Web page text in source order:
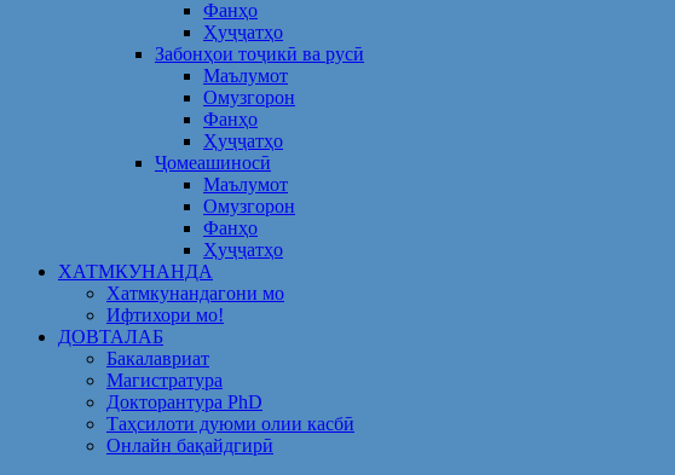
Фанҳо
Ҳуҷҷатҳо
Забонҳои тоҷикӣ ва русӣ
Маълумот
Омузгорон
Фанҳо
Ҳуҷҷатҳо
Ҷомеашиносӣ
Маълумот
Омузгорон
Фанҳо
Ҳуҷҷатҳо
ХАТМКУНАНДА
Хатмкунандагони мо
Ифтихори мо!
ДОВТАЛАБ
Бакалавриат
Магистратура
Докторантура PhD
Таҳсилоти дуюми олии касбӣ
Онлайн бақайдгирӣ